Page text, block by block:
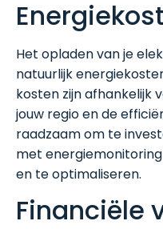
Het opladen van je
natuurlijk
kosten zijn afhankelijk
jouw regio en de
raadzaam om te
met
en te optimaliseren.
Financiële